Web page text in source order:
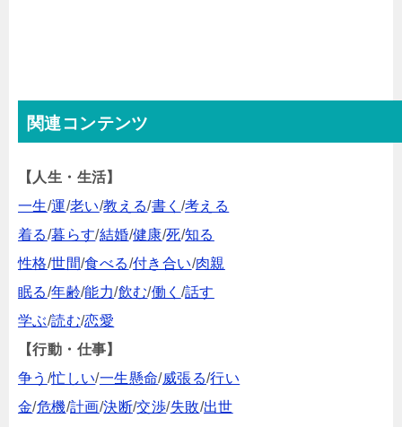
関連コンテンツ
【人生・生活】
一生/運/老い/教える/書く /考える
着る/暮らす/結婚/健康/死/知る
性格/世間/食べる/付き合い/肉親
眠る/年齢/能力/飲む/働く /話す
学ぶ/読む/恋愛
【行動・仕事】
争う /忙しい/一生懸命/威張る/行い
金/危機/計画/決断/交渉/失敗/出世